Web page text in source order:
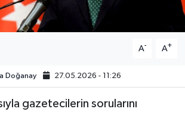
A- A+
Doğanay 27.05.2026 - 11:26
gazetecilerin sorularını